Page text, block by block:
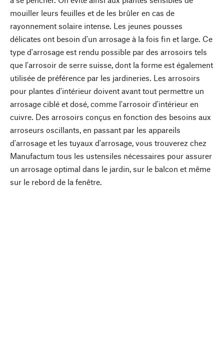
mouiller leurs feuilles et de les brûler en cas de
rayonnement solaire intense. Les jeunes pousses
délicates ont besoin d'un arrosage à la fois fin et large. Ce
type d'arrosage est rendu possible par des arrosoirs tels
que l'arrosoir de serre suisse, dont la forme est également
utilisée de préférence par les jardineries. Les arrosoirs
pour plantes d'intérieur doivent avant tout permettre un
arrosage ciblé et dosé, comme l'arrosoir d'intérieur en
cuivre. Des arrosoirs conçus en fonction des besoins aux
arroseurs oscillants, en passant par les appareils
d'arrosage et les tuyaux d'arrosage, vous trouverez chez
Manufactum tous les ustensiles nécessaires pour assurer
un arrosage optimal dans le jardin, sur le balcon et même
sur le rebord de la fenêtre.